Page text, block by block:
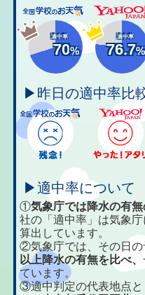
適中率
70%
適中率
76.7%
▶昨日の適中率比
▶適中率について
①気象庁では降水の有
社の「適中率」は気象
算出しています。
②気象庁では、その日の
以上降水の有無を比べ、
ています。
③適中判定の代表地点